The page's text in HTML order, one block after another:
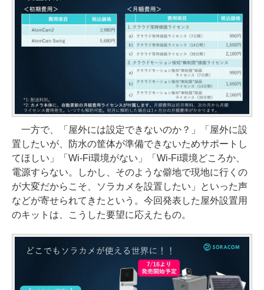
一方で、「屋外には設定できないのか？」「屋外に設
置したいが、防水の筐体が準備できないためサポートし
てほしい」「Wi-Fi環境がない」「Wi-Fi環境どころか、
電源すらない。しかし、そのような僻地で現地に行くの
が大変だからこそ、ソラカメを設置したい」といった声
などが寄せられてきたという。今回発表した屋外設置用
のキットは、こうした要望に応えたもの。